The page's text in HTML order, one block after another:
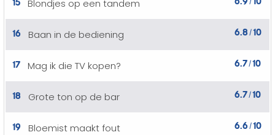
Blondjes op een tandem /
16 Baan in de bediening 6.8 /10
17 Mag ik die TV kopen? 6.7/10
18 Grote ton op de bar 6.7/10
19 Bloemist maakt fout 6.6 /10